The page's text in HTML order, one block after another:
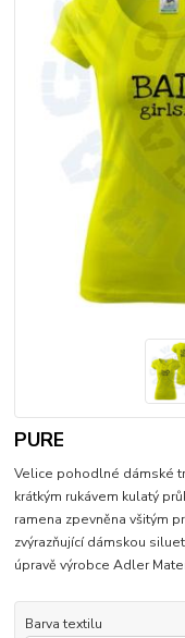
PURE
Velice pohodlné dámské
krátkým rukávem kulatý
ramena zpevněna všitým
zvýrazňující dámskou
úpravě výrobce Adler
Barva textilu